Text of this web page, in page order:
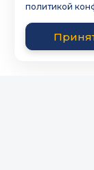
политикой